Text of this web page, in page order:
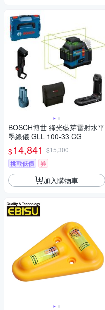
BOSCH博世 綠光藍芽雷射水平
墨線儀 GLL 100-33 CG
$14,841 $15,300
挑戰低價
券
加入購物車